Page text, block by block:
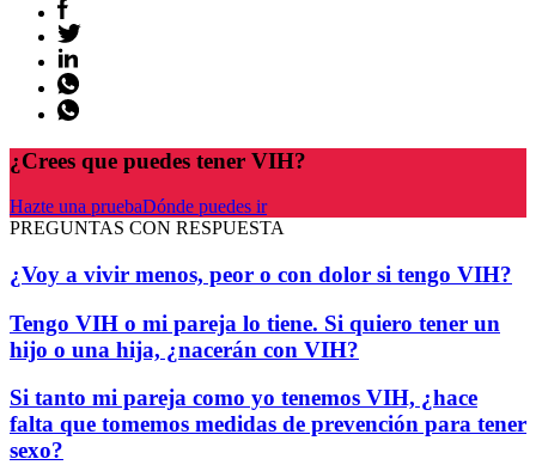
¿Crees que puedes tener VIH?
Hazte una pruebaDónde puedes ir
PREGUNTAS CON RESPUESTA
¿Voy a vivir menos, peor o con dolor si tengo VIH?
Tengo VIH o mi pareja lo tiene. Si quiero tener un
hijo o una hija, ¿nacerán con VIH?
Si tanto mi pareja como yo tenemos VIH, ¿hace
falta que tomemos medidas de prevención para tener
sexo?